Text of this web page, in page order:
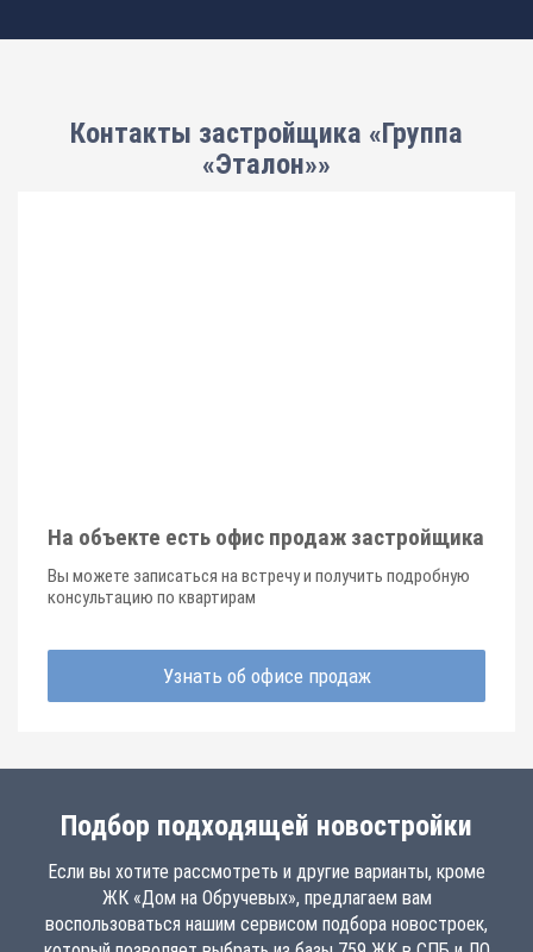
Контакты застройщика «Группа
«Эталон»»
На объекте есть офис продаж застройщика
Вы можете записаться на встречу и получить подробную
консультацию по квартирам
Узнать об офисе продаж
Подбор подходящей новостройки
Если вы хотите рассмотреть и другие варианты, кроме
ЖК «Дом на Обручевых», предлагаем вам
воспользоваться нашим сервисом подбора новостроек,